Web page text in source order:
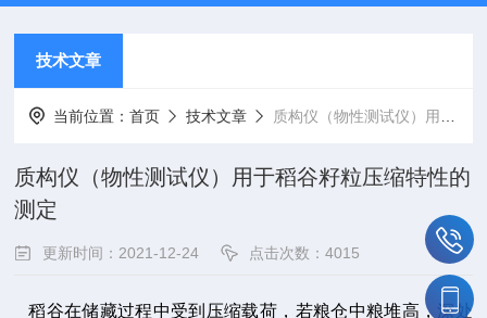
技术文章
当前位置：首页 技术文章 质构仪（物性测试仪）用于稻谷籽粒压缩特性的测定
质构仪（物性测试仪）用于稻谷籽粒压缩特性的
测定
更新时间：2021-12-24 点击次数：4015
稻谷在储藏过程中受到压缩载荷，若粮仓中粮堆高，深处